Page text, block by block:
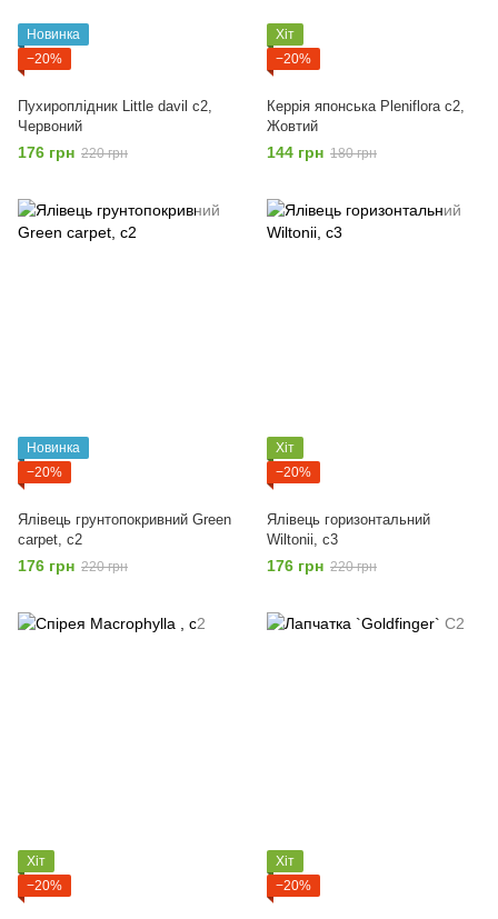
Новинка
−20%
Пухироплідник Little davil c2,
Червоний
176 грн 220 грн
Хіт
−20%
Керрія японська Pleniflora с2,
Жовтий
144 грн 180 грн
Новинка
−20%
Ялівець грунтопокривний Green
carpet, с2
176 грн 220 грн
Хіт
−20%
Ялівець горизонтальний
Wiltonii, с3
176 грн 220 грн
Хіт
−20%
Хіт
−20%